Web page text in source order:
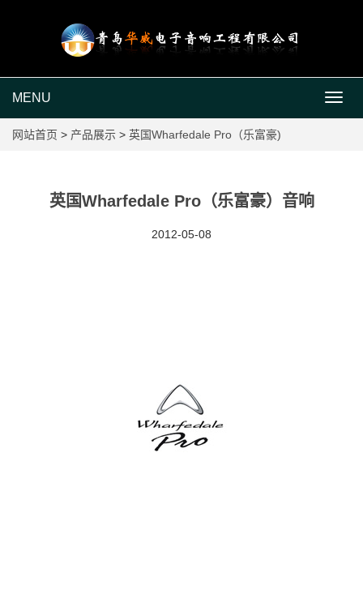
MENU
网站首页 > 产品展示 > 英国Wharfedale Pro（乐富豪)
英国Wharfedale Pro（乐富豪）音响
2012-05-08